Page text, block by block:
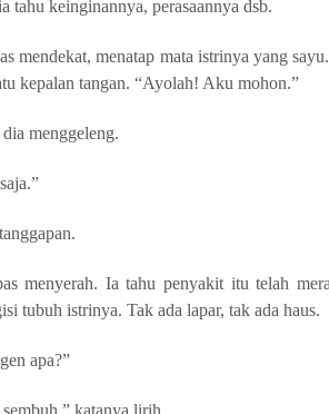
tahu keinginannya, perasaannya dsb.
mendekat, menatap mata istrinya yang
kepalan tangan. “Ayolah! Aku mohon.”
menggeleng.
menyerah. Ia tahu penyakit itu telah
tubuh istrinya. Tak ada lapar, tak ada haus.
apa?”